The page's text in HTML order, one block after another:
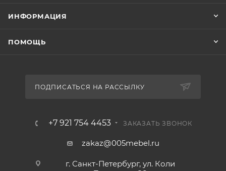
ИНФОРМАЦИЯ
ПОМОЩЬ
ПОДПИСАТЬСЯ НА РАССЫЛКУ
+7 921 754 4453 ЗАКАЗАТЬ ЗВОНОК
zakaz@005mebel.ru
г. Санкт-Петербург, ул. Коли